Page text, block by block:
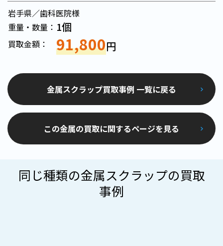
岩手県／歯科医院様
重量・数量： 1個
買取金額： 91,800円
金属スクラップ買取事例 一覧に戻る
この金属の買取に関するページを見る
同じ種類の金属スクラップの買取
事例